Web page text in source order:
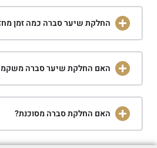
החלקת שיער סברה כמה זמן
האם החלקת שיער סברה
האם החלקת סברה מסוכנת?